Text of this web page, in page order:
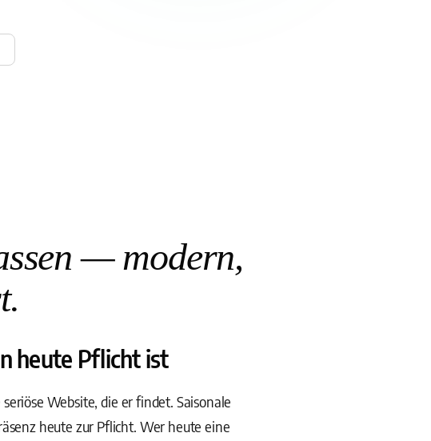
— modern,
heute Pflicht ist
Website, die er findet. Saisonale
heute zur Pflicht. Wer heute eine